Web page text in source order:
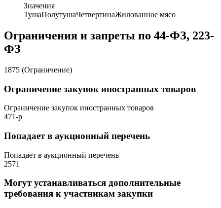
Значения
ТушаПолутушаЧетвертинаЖилованное мясо
Ограничения и запреты по 44-ФЗ, 223-
ФЗ
1875 (Ограничение)
Ограничение закупок иностранных товаров
Ограничение закупок иностранных товаров
471-р
Попадает в аукционный перечень
Попадает в аукционный перечень
2571
Могут устанавливаться дополнительные
требования к участникам закупки